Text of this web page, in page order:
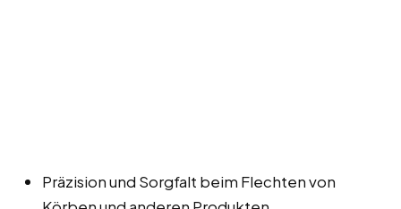
Präzision und Sorgfalt beim Flechten von